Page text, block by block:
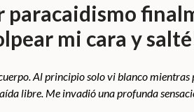
paracaidismo
mi cara y
Al principio solo vi blanco mientras
libre. Me invadió una profunda